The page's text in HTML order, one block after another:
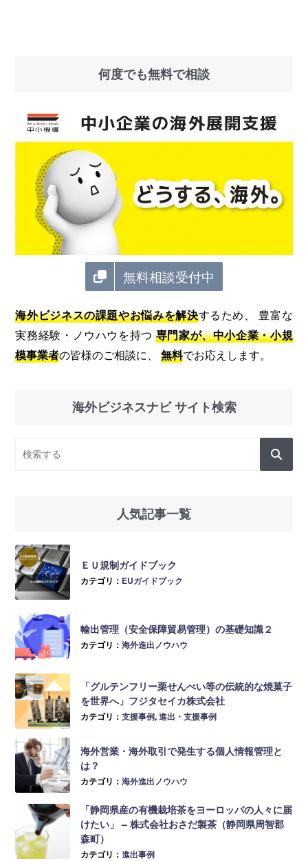
何度でも無料で相談
無料相談受付中
海外ビジネスの課題やお悩みを解決するため、 豊富な
実務経験・ノウハウを持つ 専門家が、中小企業・小規
模事業者の皆様のご相談に、無料でお応えします。
海外ビジネスナビ サイト検索
人気記事一覧
ＥＵ規制ガイドブック
カテゴリ： EUガイドブック
輸出管理（安全保障貿易管理）の基礎知識２
カテゴリ：海外進出ノウハウ
「グルテンフリー栗せんべい等の伝統的な焼菓子
を世界へ」フジタセイカ株式会社
カテゴリ：支援事例,進出・支援事例
海外営業・海外取引で発生する個人情報管理と
は？
カテゴリ：海外進出ノウハウ
「静岡県産の有機栽培茶をヨーロッパの人々に届
けたい」 – 株式会社おさだ製茶（静岡県周智郡
森町）
カテゴリ：進出事例